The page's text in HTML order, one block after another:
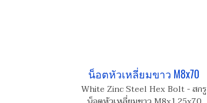
น็อตหัวเหลี่ยมขาว M8x70
White Zinc Steel Hex Bolt - สกรู